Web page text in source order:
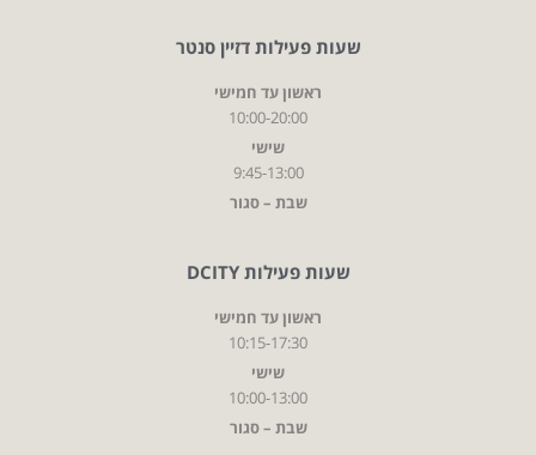
שעות פעילות דזיין סנטר
ראשון עד חמישי
10:00-20:00
שישי
9:45-13:00
שבת – סגור
שעות פעילות DCITY
ראשון עד חמישי
10:15-17:30
שישי
10:00-13:00
שבת – סגור